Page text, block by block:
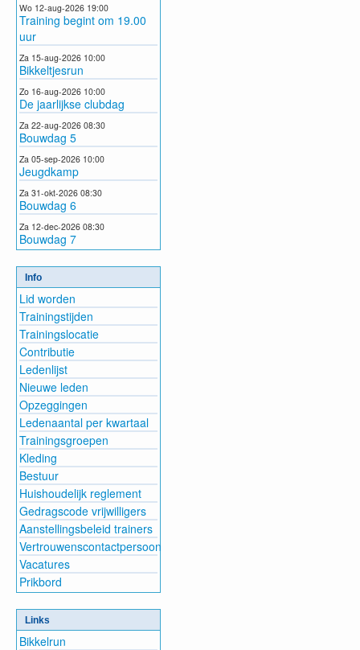
Wo 12-aug-2026 19:00
Training begint om 19.00
uur
Za 15-aug-2026 10:00
Bikkeltjesrun
Zo 16-aug-2026 10:00
De jaarlijkse clubdag
Za 22-aug-2026 08:30
Bouwdag 5
Za 05-sep-2026 10:00
Jeugdkamp
Za 31-okt-2026 08:30
Bouwdag 6
Za 12-dec-2026 08:30
Bouwdag 7
Info
Lid worden
Trainingstijden
Trainingslocatie
Contributie
Ledenlijst
Nieuwe leden
Opzeggingen
Ledenaantal per kwartaal
Trainingsgroepen
Kleding
Bestuur
Huishoudelijk reglement
Gedragscode vrijwilligers
Aanstellingsbeleid trainers
Vertrouwenscontactpersoon
Vacatures
Prikbord
Links
Bikkelrun